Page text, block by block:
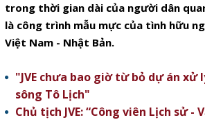
trong thời gian dài của người dân
là công trình mẫu mực của tình hữu
Việt Nam - Nhật Bản.
"JVE chưa bao giờ từ bỏ dự án xử
sông Tô Lịch"
Chủ tịch JVE: “Công viên Lịch sử -